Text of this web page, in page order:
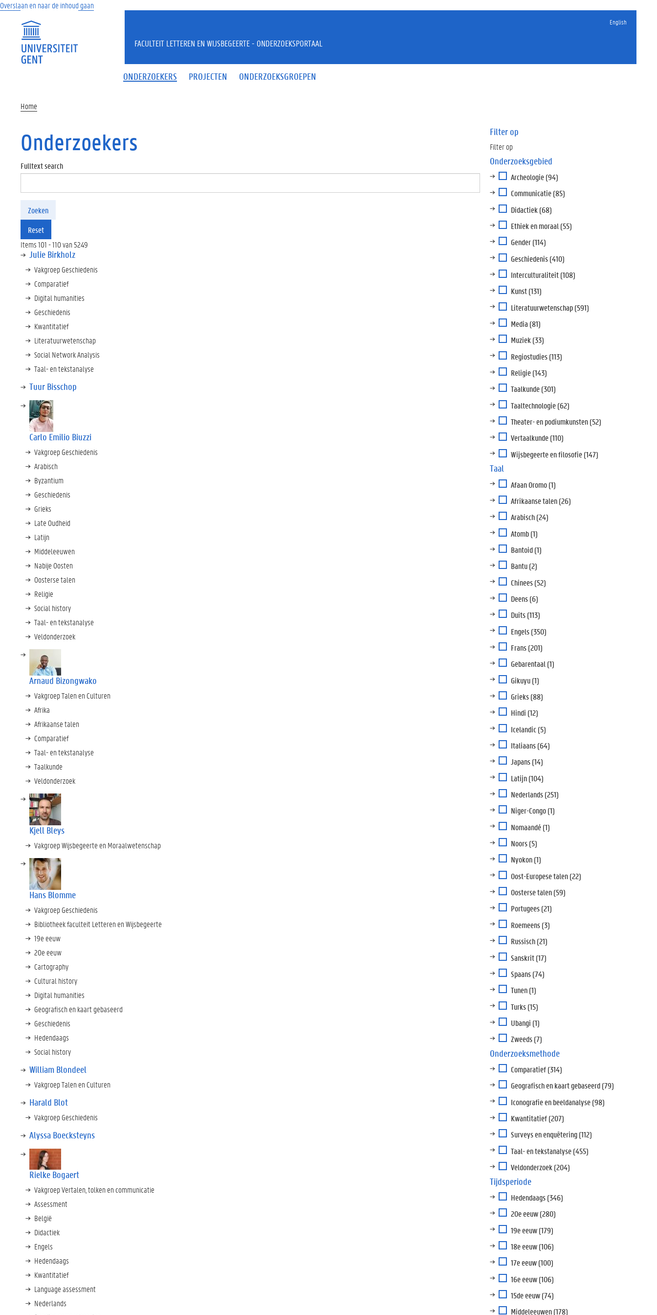
Overslaan en naar de inhoud gaan
English
ONDERZOEKERS PROJECTEN ONDERZOEKSGROEPEN
FACULTEIT LETTEREN EN WIJSBEGEERTE - ONDERZOEKSPORTAAL
Home
Onderzoekers
Fulltext search
Zoeken
Reset
Items 101 - 110 van 5249
Julie Birkholz
Vakgroep Geschiedenis
Comparatief
Digital humanities
Geschiedenis
Kwantitatief
Literatuurwetenschap
Social Network Analysis
Taal- en tekstanalyse
Tuur Bisschop
Carlo Emilio Biuzzi
Vakgroep Geschiedenis
Arabisch
Byzantium
Geschiedenis
Grieks
Late Oudheid
Latijn
Middeleeuwen
Nabije Oosten
Oosterse talen
Religie
Social history
Taal- en tekstanalyse
Veldonderzoek
Arnaud Bizongwako
Vakgroep Talen en Culturen
Afrika
Afrikaanse talen
Comparatief
Taal- en tekstanalyse
Taalkunde
Veldonderzoek
Kjell Bleys
Vakgroep Wijsbegeerte en Moraalwetenschap
Hans Blomme
Vakgroep Geschiedenis
Bibliotheek faculteit Letteren en Wijsbegeerte
19e eeuw
20e eeuw
Cartography
Cultural history
Digital humanities
Geografisch en kaart gebaseerd
Geschiedenis
Hedendaags
Social history
William Blondeel
Vakgroep Talen en Culturen
Harald Blot
Vakgroep Geschiedenis
Alyssa Boecksteyns
Rielke Bogaert
Vakgroep Vertalen, tolken en communicatie
Assessment
België
Didactiek
Engels
Hedendaags
Kwantitatief
Language assessment
Nederlands
Filter op
Filter op
Onderzoeksgebied
Archeologie(94)
Communicatie(85)
Didactiek(68)
Ethiek en moraal (55)
Gender(114)
Geschiedenis(410)
Interculturaliteit(108)
Kunst(131)
Literatuurwetenschap(591)
Media (81)
Muziek(33)
Regiostudies(113)
Religie(143)
Taalkunde(301)
Taaltechnologie(62)
Theater- en podiumkunsten(52)
Vertaalkunde(110)
Wijsbegeerte en filosofie(147)
Taal
Afaan Oromo(1)
Afrikaanse talen(26)
Arabisch(24)
Atomb(1)
Bantoid(1)
Bantu(2)
Chinees(52)
Deens(6)
Duits(113)
Engels(350)
Frans(201)
Gebarentaal(1)
Gikuyu(1)
Grieks(88)
Hindi (12)
Icelandic(5)
Italiaans(64)
Japans(14)
Latijn(104)
Nederlands(251)
Niger-Congo(1)
Nomaandé(1)
Noors(5)
Nyokon(1)
Oost-Europese talen(22)
Oosterse talen(59)
Portugees(21)
Roemeens(3)
Russisch(21)
Sanskrit(17)
Spaans(74)
Tunen(1)
Turks(15)
Ubangi (1)
Zweeds(7)
Onderzoeksmethode
Comparatief(314)
Geografisch en kaart gebaseerd(79)
Iconografie en beeldanalyse(98)
Kwantitatief(207)
Surveys en enquêtering(112)
Taal- en tekstanalyse(455)
Veldonderzoek(204)
Tijdsperiode
Hedendaags(346)
20e eeuw(280)
19e eeuw(179)
18e eeuw(106)
17e eeuw(100)
16e eeuw(106)
15de eeuw(74)
Middeleeuwen(178)